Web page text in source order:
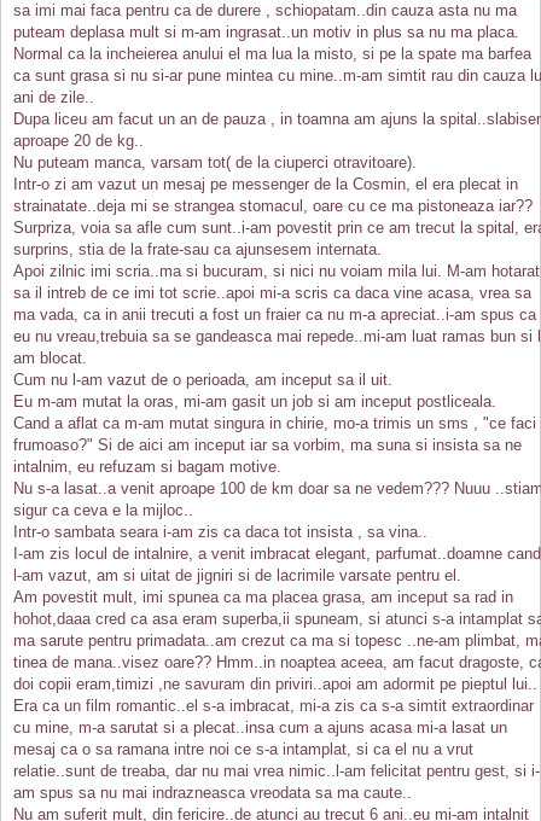
sa imi mai faca pentru ca de durere , schiopatam..din cauza asta nu ma
puteam deplasa mult si m-am ingrasat..un motiv in plus sa nu ma placa.
Normal ca la incheierea anului el ma lua la misto, si pe la spate ma barfea
ca sunt grasa si nu si-ar pune mintea cu mine..m-am simtit rau din cauza
ani de zile..
Dupa liceu am facut un an de pauza , in toamna am ajuns la
aproape 20 de kg..
Nu puteam manca, varsam tot( de la ciuperci otravitoare).
Intr-o zi am vazut un mesaj pe messenger de la Cosmin, el era plecat in
strainatate..deja mi se strangea stomacul, oare cu ce ma pistoneaza iar??
Surpriza, voia sa afle cum sunt..i-am povestit prin ce am trecut la spital,
surprins, stia de la frate-sau ca ajunsesem internata.
Apoi zilnic imi scria..ma si bucuram, si nici nu voiam mila lui. M-am hotarat
sa il intreb de ce imi tot scrie..apoi mi-a scris ca daca vine acasa, vrea sa
ma vada, ca in anii trecuti a fost un fraier ca nu m-a apreciat..i-am spus ca
eu nu vreau,trebuia sa se gandeasca mai repede..mi-am luat ramas bun si
am blocat.
Cum nu l-am vazut de o perioada, am inceput sa il uit.
Eu m-am mutat la oras, mi-am gasit un job si am inceput postliceala.
Cand a aflat ca m-am mutat singura in chirie, mo-a trimis un sms , "ce faci
frumoaso?" Si de aici am inceput iar sa vorbim, ma suna si insista sa ne
intalnim, eu refuzam si bagam motive.
Nu s-a lasat..a venit aproape 100 de km doar sa ne vedem??? Nuuu
sigur ca ceva e la mijloc..
Intr-o sambata seara i-am zis ca daca tot insista , sa vina..
I-am zis locul de intalnire, a venit imbracat elegant, parfumat..doamne cand
l-am vazut, am si uitat de jigniri si de lacrimile varsate pentru el.
Am povestit mult, imi spunea ca ma placea grasa, am inceput sa rad in
hohot,daaa cred ca asa eram superba,ii spuneam, si atunci s-a intamplat
ma sarute pentru primadata..am crezut ca ma si topesc ..ne-am plimbat,
tinea de mana..visez oare?? Hmm..in noaptea aceea, am facut dragoste,
doi copii eram,timizi ,ne savuram din priviri..apoi am adormit pe pieptul lui..
Era ca un film romantic..el s-a imbracat, mi-a zis ca s-a simtit extraordinar
cu mine, m-a sarutat si a plecat..insa cum a ajuns acasa mi-a lasat un
mesaj ca o sa ramana intre noi ce s-a intamplat, si ca el nu a vrut
relatie..sunt de treaba, dar nu mai vrea nimic..l-am felicitat pentru gest, si i-
am spus sa nu mai indrazneasca vreodata sa ma caute..
Nu am suferit mult, din fericire..de atunci au trecut 6 ani..eu mi-am intalnit